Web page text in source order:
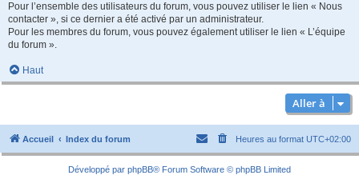
Pour l’ensemble des utilisateurs du forum, vous pouvez utiliser le lien « Nous
contacter », si ce dernier a été activé par un administrateur.
Pour les membres du forum, vous pouvez également utiliser le lien « L’équipe
du forum ».
Haut
Aller à
Accueil Index du forum Heures au format UTC+02:00
Développé par phpBB® Forum Software © phpBB Limited